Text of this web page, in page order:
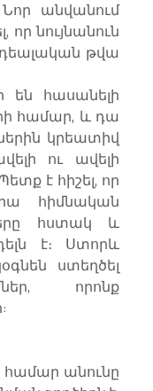
անվանում
որ նույնանուն
թվա
են հասանելի
համար, և դա
կրեատիվ
ու ավելի
է հիշել, որ
հիմնական
հստակ և
է։ Ստորև
ստեղծել
որոնք
անունը